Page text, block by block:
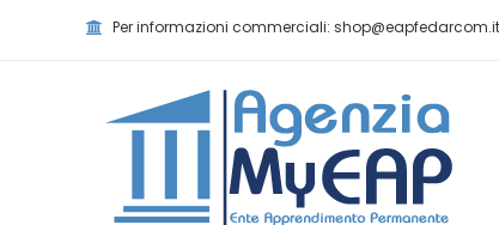
Per informazioni commerciali: shop@eapfedarcom.it